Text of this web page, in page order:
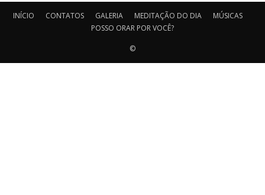
INÍCIO CONTATOS GALERIA MEDITAÇÃO DO DIA
MÚSICAS
POSSO ORAR POR VOCÊ?
©